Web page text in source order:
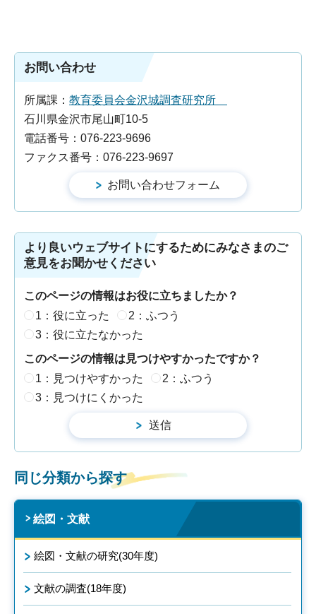
お問い合わせ
所属課： 教育委員会金沢城調査研究所
石川県金沢市尾山町10-5
電話番号：076-223-9696
ファクス番号：076-223-9697
より良いウェブサイトにするためにみなさまのご
意見をお聞かせください
このページの情報はお役に立ちましたか？
1：役に立った
2：ふつう
3：役に立たなかった
このページの情報は見つけやすかったですか？
1：見つけやすかった
2：ふつう
3：見つけにくかった
同じ分類から探す
絵図・文献
絵図・文献の研究(30年度)
文献の調査(18年度)